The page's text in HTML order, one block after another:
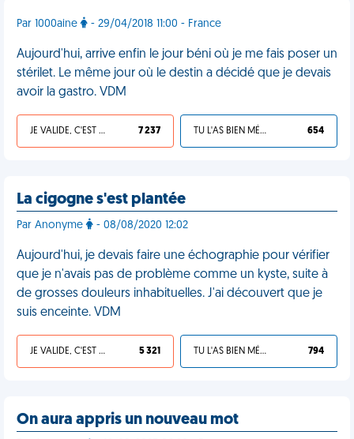
Par 1000aine - 29/04/2018 11:00 - France
Aujourd'hui, arrive enfin le jour béni où je me fais poser un
stérilet. Le même jour où le destin a décidé que je devais
avoir la gastro. VDM
JE VALIDE, C'EST UNE VDM 7 237 TU L'AS BIEN MÉRITÉ 654
La cigogne s'est plantée
Par Anonyme - 08/08/2020 12:02
Aujourd'hui, je devais faire une échographie pour vérifier
que je n'avais pas de problème comme un kyste, suite à
de grosses douleurs inhabituelles. J'ai découvert que je
suis enceinte. VDM
JE VALIDE, C'EST UNE VDM 5 321 TU L'AS BIEN MÉRITÉ 794
On aura appris un nouveau mot